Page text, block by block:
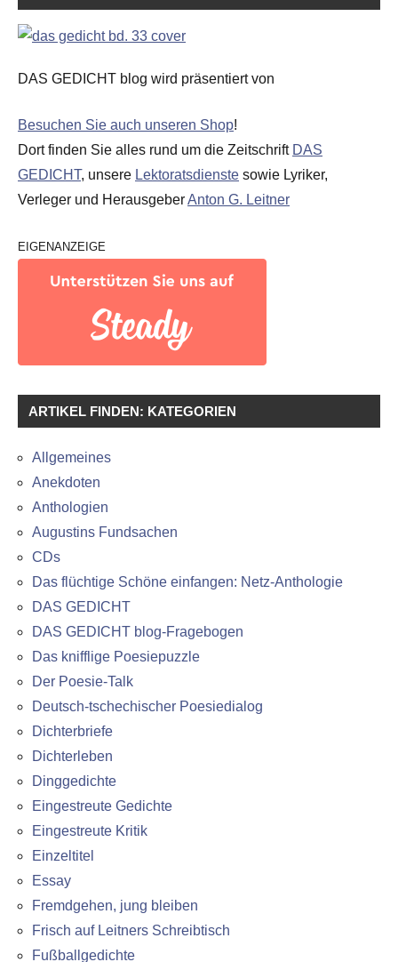
DAS GEDICHT blog wird präsentiert von
Besuchen Sie auch unseren Shop!
Dort finden Sie alles rund um die Zeitschrift DAS
GEDICHT, unsere Lektoratsdienste sowie Lyriker,
Verleger und HerausgeberAnton G. Leitner
EIGENANZEIGE
ARTIKEL FINDEN: KATEGORIEN
Allgemeines
Anekdoten
Anthologien
Augustins Fundsachen
CDs
Das flüchtige Schöne einfangen: Netz-Anthologie
DAS GEDICHT
DAS GEDICHT blog-Fragebogen
Das knifflige Poesiepuzzle
Der Poesie-Talk
Deutsch-tschechischer Poesiedialog
Dichterbriefe
Dichterleben
Dinggedichte
Eingestreute Gedichte
Eingestreute Kritik
Einzeltitel
Essay
Fremdgehen, jung bleiben
Frisch auf Leitners Schreibtisch
Fußballgedichte